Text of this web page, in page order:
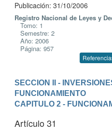
Publicación: 31/10/2006
Registro Nacional de Leyes y
Tomo: 1
Semestre: 2
Año: 2006
Página: 957
SECCION II -
FUNCIONAMIENTO
CAPITULO 2 -
Artículo 31